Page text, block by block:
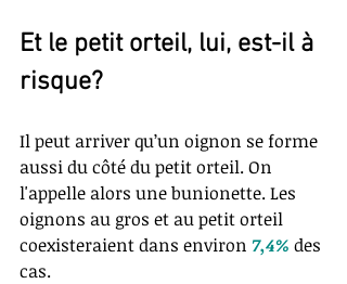
Et le petit orteil, lui, est-il à
risque?
Il peut arriver qu’un oignon se forme
aussi du côté du petit orteil. On
l'appelle alors une bunionette. Les
oignons au gros et au petit orteil
coexisteraient dans environ 7,4% des
cas.